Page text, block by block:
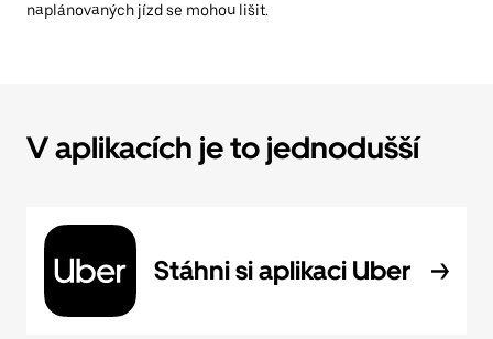
naplánovaných jízd se mohou lišit.
V aplikacích je to jednodušší
Stáhni si aplikaci Uber